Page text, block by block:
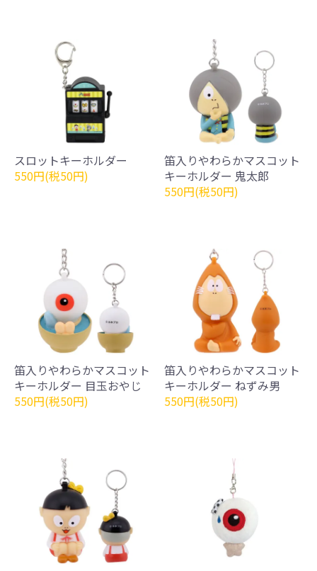
スロットキーホルダー
550円(税50円)
笛入りやわらかマスコット
キーホルダー 鬼太郎
550円(税50円)
笛入りやわらかマスコット
キーホルダー 目玉おやじ
550円(税50円)
笛入りやわらかマスコット
キーホルダー ねずみ男
550円(税50円)